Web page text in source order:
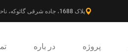
پلاک 1688، جاده شرقی گائوکه، ناحیه جدید پودونگ، شانگهای، چین.
پروژه در باره